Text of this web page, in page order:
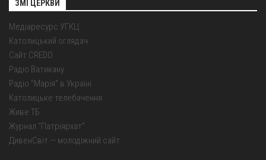
ЗМІ ЦЕРКВИ
Медіаресурс УГКЦ
Католицький оглядач
Сайт CREDO
Радіо Ватикану
Радіо "Марія" в Україні
Католицьке телебачення
Живе ТБ
Журнал "Патріярхат"
ДивенСвіт — молодіжний сайт